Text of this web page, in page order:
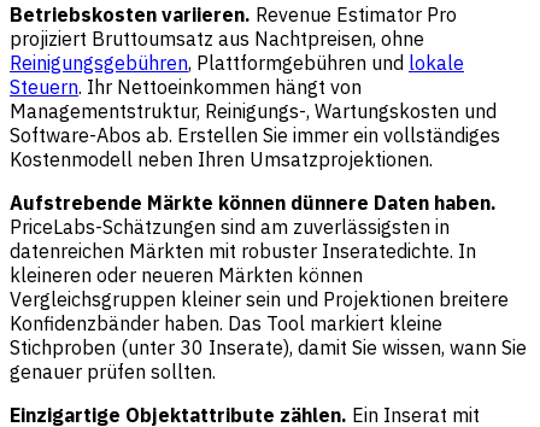
Betriebskosten variieren. Revenue Estimator Pro
projiziert Bruttoumsatz aus Nachtpreisen, ohne
Reinigungsgebühren, Plattformgebühren und lokale
Steuern. Ihr Nettoeinkommen hängt von
Managementstruktur, Reinigungs-, Wartungskosten und
Software-Abos ab. Erstellen Sie immer ein vollständiges
Kostenmodell neben Ihren Umsatzprojektionen.
Aufstrebende Märkte können dünnere Daten haben.
PriceLabs-Schätzungen sind am zuverlässigsten in
datenreichen Märkten mit robuster Inseratedichte. In
kleineren oder neueren Märkten können
Vergleichsgruppen kleiner sein und Projektionen breitere
Konfidenzbänder haben. Das Tool markiert kleine
Stichproben (unter 30 Inserate), damit Sie wissen, wann Sie
genauer prüfen sollten.
Einzigartige Objektattribute zählen. Ein Inserat mit